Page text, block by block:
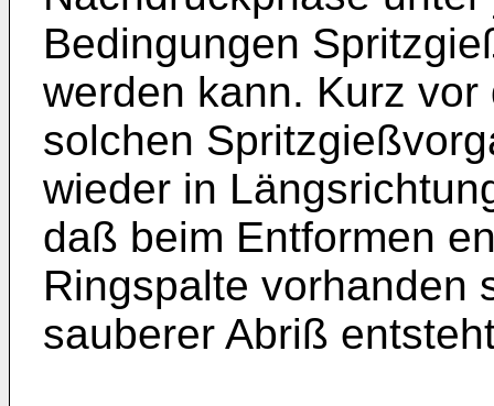
Bedingungen
werden kann. Kurz
solchen
wieder in
daß beim Entformen
Ringspalte vorhanden
sauberer Abriß